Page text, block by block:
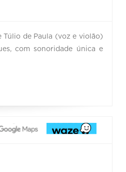
de Paula (voz e violão)
com sonoridade única e